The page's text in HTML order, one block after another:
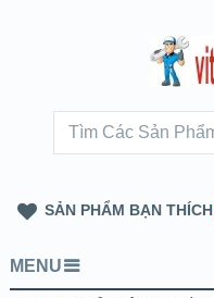
SẢN PHẨM BẠN THÍCH
MENU